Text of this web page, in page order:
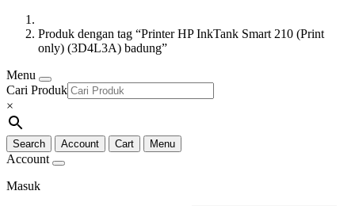
Produk dengan tag “Printer HP InkTank Smart 210 (Print
only) (3D4L3A) badung”
Menu
Cari Produk
×
Search Account Cart Menu
Account
Masuk